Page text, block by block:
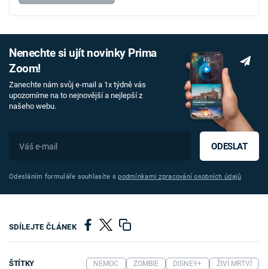
Nenechte si ujít novinky Prima
Zoom!
Zanechte nám svůj e-mail a 1x týdně vás
upozorníme na to nejnovější a nejlepší z
našeho webu.
ODESLAT
Odesláním formuláře souhlasíte spodmínkami zpracování osobních údajů
SDÍLEJTE ČLÁNEK
ŠTÍTKY NEMOC ZOMBIE DISNEY+
ŽIVÍ MRTVÍ